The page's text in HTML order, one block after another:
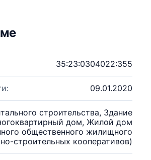
35:23:0304022:355
09.01.2020
строительства, Здание
дом, Жилой дом
общественного жилищного
строительных кооперативов)